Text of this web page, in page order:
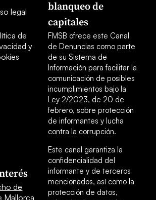
legal
de
y
de
Mallorca
blanqueo de
capitales
FMSB ofrece este Canal
de Denuncias como parte
de su Sistema de
Información para facilitar la
comunicación de posibles
incumplimientos bajo la
Ley 2/2023, de 20 de
febrero, sobre protección
de informantes y lucha
contra la corrupción.
Este canal garantiza la
confidencialidad del
informante y de terceros
mencionados, así como la
protección de datos,